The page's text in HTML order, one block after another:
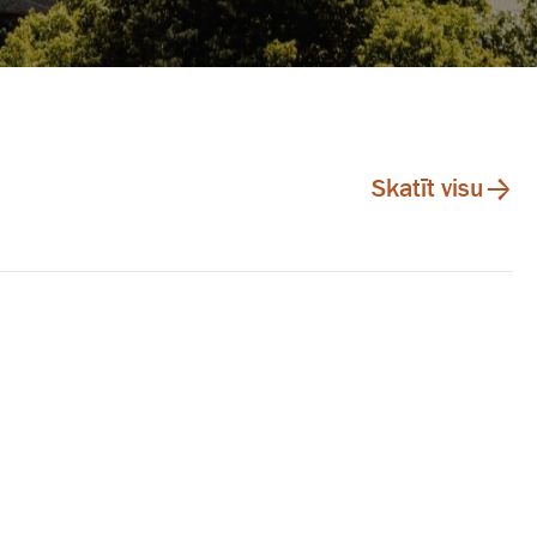
Skatīt visu